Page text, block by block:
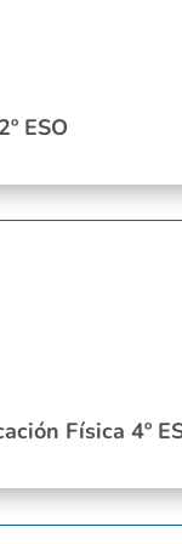
ESO
Física 4º